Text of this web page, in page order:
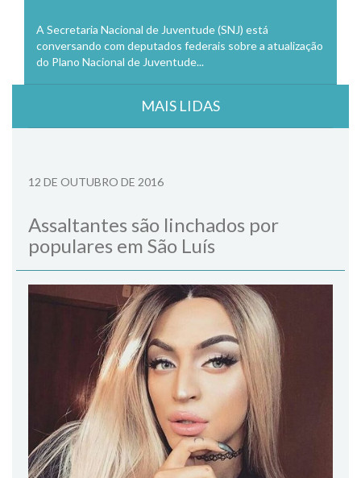
A Secretaria Nacional de Juventude (SNJ) está
conversando com deputados federais sobre a atualização
do Plano Nacional de Juventude...
MAIS LIDAS
12 DE OUTUBRO DE 2016
Assaltantes são linchados por
populares em São Luís